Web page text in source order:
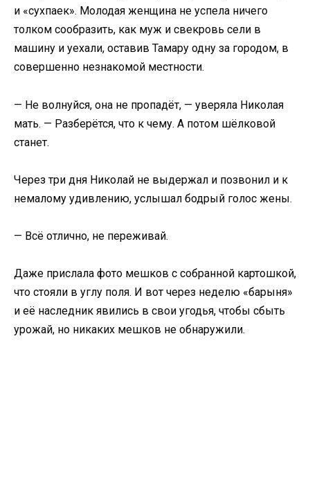
и «сухпаек». Молодая женщина не успела ничего
толком сообразить, как муж и свекровь сели в
машину и уехали, оставив Тамару одну за городом, в
совершенно незнакомой местности.
— Не волнуйся, она не пропадёт, — уверяла Николая
мать. — Разберётся, что к чему. А потом шёлковой
станет.
Через три дня Николай не выдержал и позвонил и к
немалому удивлению, услышал бодрый голос жены.
— Всё отлично, не переживай.
Даже прислала фото мешков с собранной картошкой,
что стояли в углу поля. И вот через неделю «барыня»
и её наследник явились в свои угодья, чтобы сбыть
урожай, но никаких мешков не обнаружили.